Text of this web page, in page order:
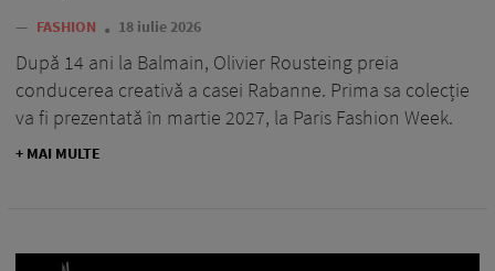
— FASHION 18 iulie 2026
După 14 ani la Balmain, Olivier Rousteing preia
conducerea creativă a casei Rabanne. Prima sa colecție
va fi prezentată în martie 2027, la Paris Fashion Week.
+ MAI MULTE